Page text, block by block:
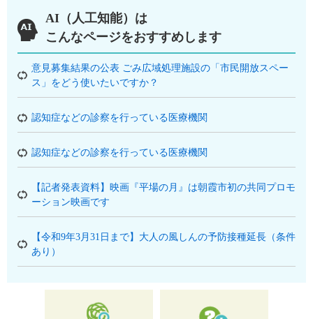
AI（人工知能）は
こんなページをおすすめします
意見募集結果の公表 ごみ広域処理施設の「市民開放スペー
ス」をどう使いたいですか？
認知症などの診察を行っている医療機関
認知症などの診察を行っている医療機関
【記者発表資料】映画『平場の月』は朝霞市初の共同プロモ
ーション映画です
【令和9年3月31日まで】大人の風しんの予防接種延長（条件
あり）